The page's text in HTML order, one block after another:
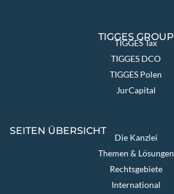
TIGGES GROUP
TIGGES Tax
TIGGES DCO
TIGGES Polen
JurCapital
SEITEN ÜBERSICHT
Die Kanzlei
Themen & Lösungen
Rechtsgebiete
International